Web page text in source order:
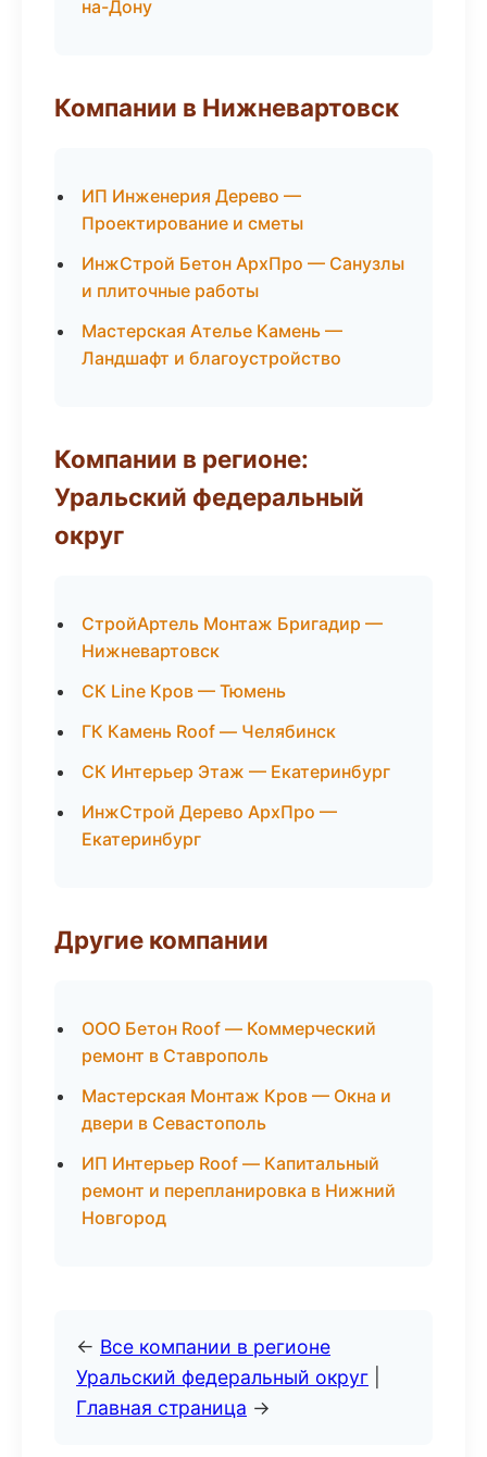
на-Дону
Компании в Нижневартовск
ИП Инженерия Дерево —
Проектирование и сметы
ИнжСтрой Бетон АрхПро — Санузлы
и плиточные работы
Мастерская Ателье Камень —
Ландшафт и благоустройство
Компании в регионе:
Уральский федеральный
округ
СтройАртель Монтаж Бригадир —
Нижневартовск
СК Line Кров — Тюмень
ГК Камень Roof — Челябинск
СК Интерьер Этаж — Екатеринбург
ИнжСтрой Дерево АрхПро —
Екатеринбург
Другие компании
ООО Бетон Roof — Коммерческий
ремонт в Ставрополь
Мастерская Монтаж Кров — Окна и
двери в Севастополь
ИП Интерьер Roof — Капитальный
ремонт и перепланировка в Нижний
Новгород
← Все компании в регионе
Уральский федеральный округ
Главная страница →